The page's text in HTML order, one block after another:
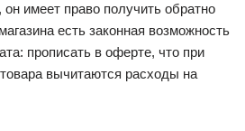
имеет право получить обратно
есть законная возможность
прописать в оферте, что при
вычитаются расходы на